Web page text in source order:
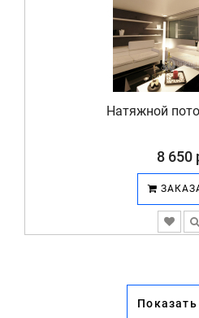
Натяжной
8 650